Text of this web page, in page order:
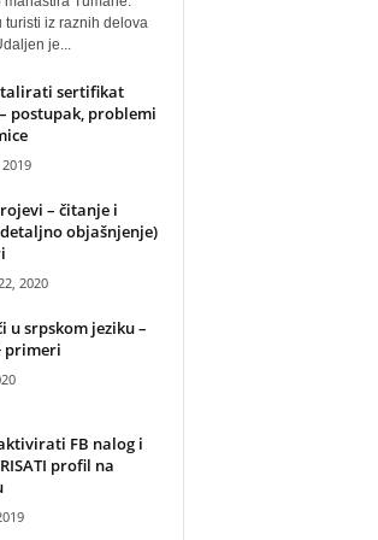
turisti iz raznih delova
je...
sertifikat
postupak, problemi
– čitanje i
objašnjenje)
2020
u srpskom jeziku –
primeri
FB nalog i
profil na